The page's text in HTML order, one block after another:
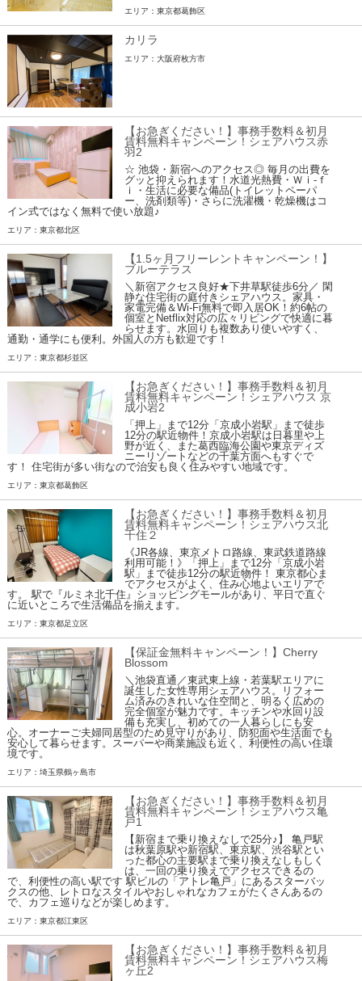
エリア：東京都葛飾区
カリラ
エリア：大阪府枚方市
【お急ぎください！】事務手数料＆初月
賃料無料キャンペーン！シェアハウス赤
羽2
☆ 池袋・新宿へのアクセス◎ 毎月の出費を
グッと抑えられます！水道光熱費・Ｗｉ-ｆ
ｉ・生活に必要な備品(トイレットペーパ
ー、洗剤類等)・さらに洗濯機・乾燥機はコ
イン式ではなく無料で使い放題♪
エリア：東京都北区
【1.5ヶ月フリーレントキャンペーン！】
ブルーテラス
＼新宿アクセス良好★下井草駅徒歩6分／ 閑
静な住宅街の庭付きシェアハウス。家具・
家電完備＆Wi-Fi無料で即入居OK！約6帖の
個室とNetflix対応の広々リビングで快適に暮
らせます。水回りも複数あり使いやすく、
通勤・通学にも便利。外国人の方も歓迎です！
エリア：東京都杉並区
【お急ぎください！】事務手数料＆初月
賃料無料キャンペーン！シェアハウス 京
成小岩2
「押上」まで12分「京成小岩駅」まで徒歩
12分の駅近物件！京成小岩駅は日暮里や上
野が近く、また葛西臨海公園や東京ディズ
ニーリゾートなどの千葉方面へもすぐで
す！ 住宅街が多い街なので治安も良く住みやすい地域です。
エリア：東京都葛飾区
【お急ぎください！】事務手数料＆初月
賃料無料キャンペーン！シェアハウス北
千住２
《JR各線、東京メトロ路線、東武鉄道路線
利用可能！》「押上」まで12分「京成小岩
駅」まで徒歩12分の駅近物件！ 東京都心ま
でアクセスがよく、住み心地よいエリアで
す。 駅で『ルミネ北千住』ショッピングモールがあり、平日で直ぐ
に近いところで生活備品を揃えます。
エリア：東京都足立区
【保証金無料キャンペーン！】Cherry
Blossom
＼池袋直通／東武東上線・若葉駅エリアに
誕生した女性専用シェアハウス。リフォー
ム済みのきれいな住空間と、明るく広めの
完全個室が魅力です。キッチンや水回り設
備も充実し、初めての一人暮らしにも安
心。オーナーご夫婦同居型のため見守りがあり、防犯面や生活面でも
安心して暮らせます。スーパーや商業施設も近く、利便性の高い住環
境です。
エリア：埼玉県鶴ヶ島市
【お急ぎください！】事務手数料＆初月
賃料無料キャンペーン！シェアハウス亀
戸1
【新宿まで乗り換えなしで25分♪】 亀戸駅
は秋葉原駅や新宿駅、東京駅、渋谷駅とい
った都心の主要駅まで乗り換えなしもしく
は、一回の乗り換えでアクセスできるの
で、利便性の高い駅です 駅ビルの「アトレ亀戸」にあるスターバッ
クスの他、レトロなスタイルやおしゃれなカフェがたくさんあるの
で、カフェ巡りなどが楽しめます。
エリア：東京都江東区
【お急ぎください！】事務手数料＆初月
賃料無料キャンペーン！シェアハウス梅
ヶ丘2